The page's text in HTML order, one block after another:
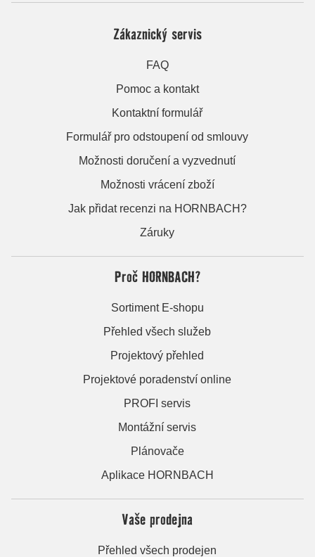
Zákaznický servis
FAQ
Pomoc a kontakt
Kontaktní formulář
Formulář pro odstoupení od smlouvy
Možnosti doručení a vyzvednutí
Možnosti vrácení zboží
Jak přidat recenzi na HORNBACH?
Záruky
Proč HORNBACH?
Sortiment E-shopu
Přehled všech služeb
Projektový přehled
Projektové poradenství online
PROFI servis
Montážní servis
Plánovače
Aplikace HORNBACH
Vaše prodejna
Přehled všech prodejen